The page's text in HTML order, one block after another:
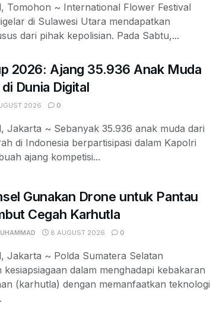
Tomohon ~ International Flower Festival
di Sulawesi Utara mendapatkan
dari pihak kepolisian. Pada Sabtu,...
2026: Ajang 35.936 Anak Muda
Dunia Digital
2026 0
Jakarta ~ Sebanyak 35.936 anak muda dari
di Indonesia berpartisipasi dalam Kapolri
ajang kompetisi...
Gunakan Drone untuk Pantau
Cegah Karhutla
8 AUGUST 2026 0
Jakarta ~ Polda Sumatera Selatan
kesiapsiagaan dalam menghadapi kebakaran
(karhutla) dengan memanfaatkan teknologi